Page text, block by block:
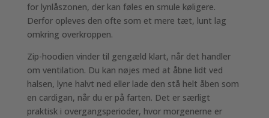
for lynlåszonen, der kan føles en smule køligere.
Derfor opleves den ofte som et mere tæt, lunt lag
omkring overkroppen.
Zip-hoodien vinder til gengæld klart, når det handler
om ventilation. Du kan nøjes med at åbne lidt ved
halsen, lyne halvt ned eller lade den stå helt åben som
en cardigan, når du er på farten. Det er særligt
praktisk i overgangsperioder, hvor morgenerne er